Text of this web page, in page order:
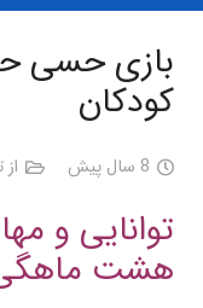
بازی حسی
کودکان
8 سال پیش
توانایی و
هشت